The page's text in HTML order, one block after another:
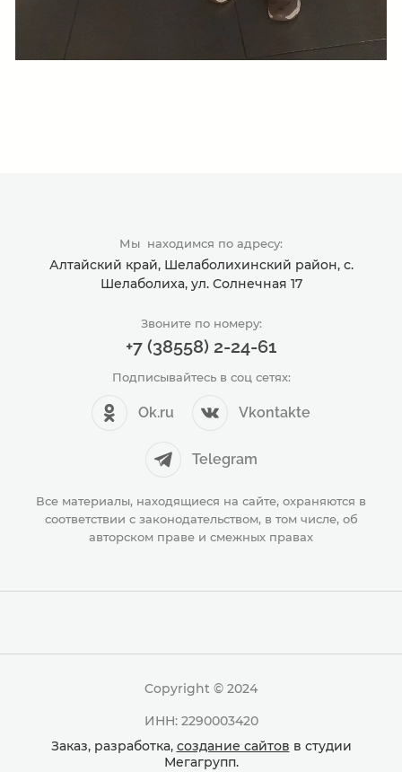
Мы находимся по адресу:
Алтайский край, Шелаболихинский район, с.
Шелаболиха, ул. Солнечная 17
Звоните по номеру:
+7 (38558) 2-24-61
Подписывайтесь в соц сетях:
Ok.ru Vkontakte
Telegram
Все материалы, находящиеся на сайте, охраняются в
соответствии с законодательством, в том числе, об
авторском праве и смежных правах
Copyright © 2024
ИНН: 2290003420
Заказ, разработка, создание сайтов в студии
Мегагрупп.